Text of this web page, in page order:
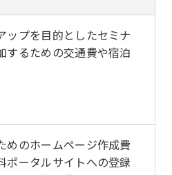
ップを目的としたセミナ
するための交通費や宿泊
めのホームページ作成費
ポータルサイトへの登録